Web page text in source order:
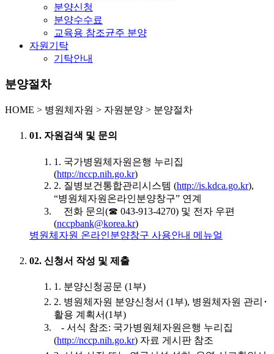
분양신청
분양수수료
교육용 참조균주 분양
자원기탁
기탁안내
분양절차
HOME > 병원체자원 > 자원분양 > 분양절차
01. 자원검색 및 문의
1. 국가병원체자원은행 누리집
(http://nccp.nih.go.kr)
2. 질병보건통합관리시스템 (http://is.kdca.go.kr),
“병원체자원온라인분양창구” 연계
전화 문의(☎ 043-913-4270) 및 전자 우편
(nccpbank@korea.kr)
병원체자원 온라인분양창구 사용안내 메뉴얼
02. 신청서 작성 및 제출
1. 분양신청공문 (1부)
2. 병원체자원 분양신청서 (1부), 병원체자원 관리･
활용 계획서(1부)
- 서식 참조: 국가병원체자원은행 누리집
(http://nccp.nih.go.kr) 자료 게시판 참조